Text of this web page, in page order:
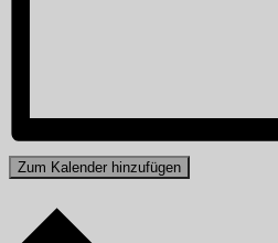
Zum Kalender hinzufügen